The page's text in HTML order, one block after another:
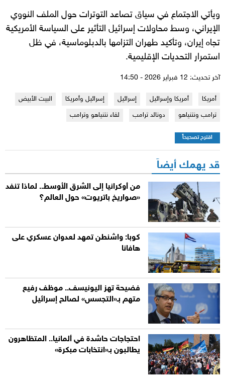
ويأتي الاجتماع في سياق تصاعد التوترات حول الملف النووي
الإيراني، وسط محاولات إسرائيل التأثير على السياسة الأمريكية
تجاه إيران، وتأكيد طهران التزامها بالدبلوماسية، في ظل
استمرار التحديات الإقليمية.
آخر تحديث: 12 فبراير 2026 - 14:50
أمريكا أمريكا وإسرائيل إسرائيل إسرائيل وأمريكا
البيت الأبيض
ترامب ونتنياهو
دونالد ترامب لقاء نتنياهو وترامب
اقترح تصحيحاً
قد يهمك أيضاً
من أوكرانيا إلى الشرق الأوسط.. لماذا تنفد
«صواريخ باتريوت» حول العالم؟
كوبا: واشنطن تمهد لعدوان عسكري على
هافانا
فضيحة تهز اليونيسف.. موظف رفيع
متهم بـ«التجسس» لصالح إسرائيل
احتجاجات حاشدة في ألمانيا.. المتظاهرون
يطالبون بـ«انتخابات مبكرة»